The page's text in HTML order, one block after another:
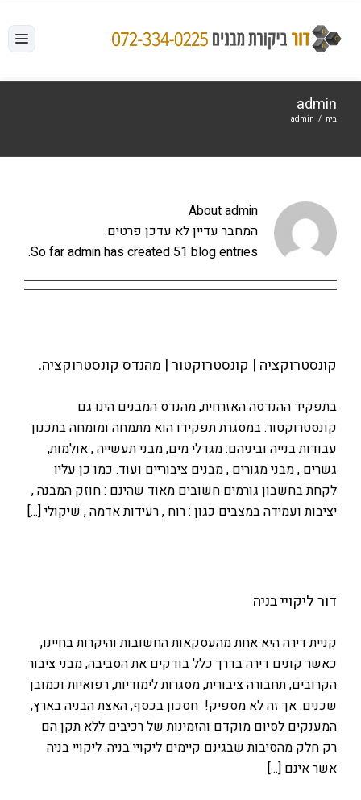
לתוכן
admin
בית /
admin
Aboutadmin
המחבר עדיין לא עדכן פרטים.
So far admin has created 51 blog entries.
קונסטרוקציה | קונסטרוקטור | מהנדס קונסטרוקציה.
בתפקיד ההנדסה האזרחית, מהנדס המבנים הינו גם
קונסטרוקטור. במסגרת תפקידו הוא מתמחה ומומחה בתכנון
עבודות בנייה וביניהם: מגדלי מים, מבני תעשייה , אולמות,
גשרים , מבני מגורים , מבנים ציבוריים ועוד. כמו כן עליו
לקחת בחשבון גורמים חשובים מאוד שהינם : חוזק המבנה ,
יציבות ועמידה במצבים כגון : רוח , רעידות אדמה , שיקולי [...]
דור ליקויי בניה
קניית דירה היא אחת מהעסקאות החשובות והיקרות בחיינו,
כאשר קונים דירה בדרך כלל בודקים את הסביבה, מבני ציבור
הקרובים, תחבורה ציבורית, מסגרות לימודיות, רפואיות וכמובן
שכנים. אך זה לא מספיק! חסכון בכסף, האצת הבניה בארץ,
המענקים לסיום מוקדם והזמינות של רכיבים ללא תקן הם
רק חלק מהסיבות שבגינם קיימים ליקויי בניה. ליקויי בניה
אשר אינם [...]